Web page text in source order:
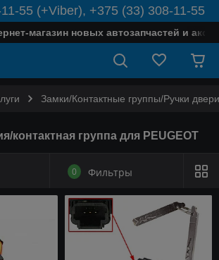
55 (+Viber), +375 (33) 308-11-55
магазин новых автозапчастей и
Замки/Контактные группы/Ручки
контактная группа для PEUGEOT
0 Фильтры